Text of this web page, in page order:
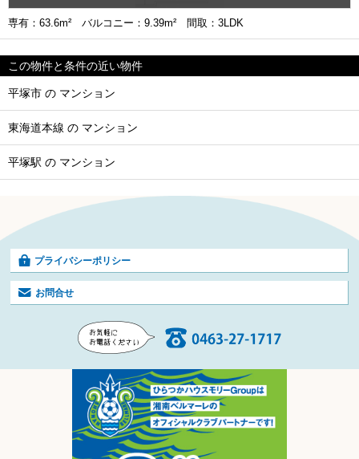
専有：63.6m² バルコニー：9.39m² 間取：3LDK
この物件と条件の近い物件
平塚市 の マンション
東海道本線 の マンション
平塚駅 の マンション
プライバシーポリシー
お問合せ